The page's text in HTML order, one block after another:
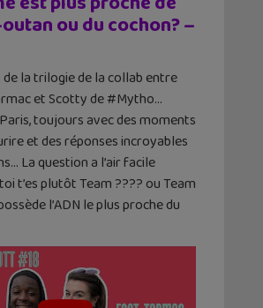
ou du cochon? –
la trilogie de la collab entre
et Scotty de #Mytho…
toujours avec des moments
et des réponses incroyables
La question a l’air facile
t’es plutôt Team ???? ou Team
l’ADN le plus proche du